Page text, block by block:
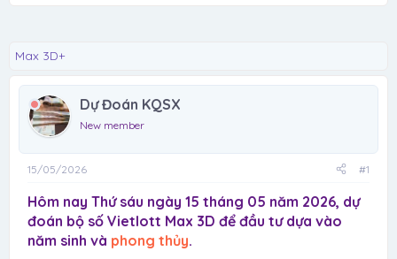
Max 3D+
Dự Đoán KQSX
New member
15/05/2026 #1
Hôm nay Thứ sáu ngày 15 tháng 05 năm 2026, dự
đoán bộ số Vietlott Max 3D để đầu tư dựa vào
năm sinh và phong thủy.